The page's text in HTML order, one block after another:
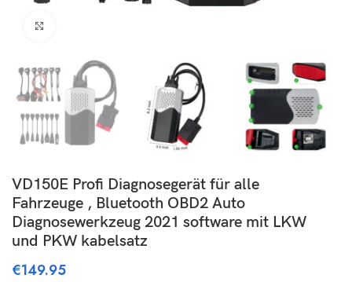
VD150E Profi Diagnosegerät für alle
Fahrzeuge , Bluetooth OBD2 Auto
Diagnosewerkzeug 2021 software mit LKW
und PKW kabelsatz
€149.95